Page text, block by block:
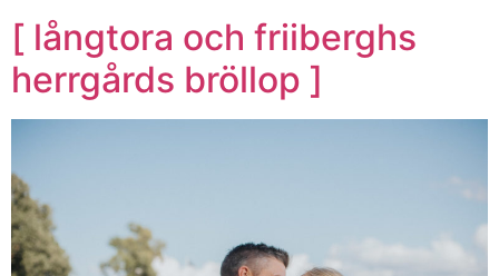
[ långtora och friiberghs
herrgårds bröllop ]